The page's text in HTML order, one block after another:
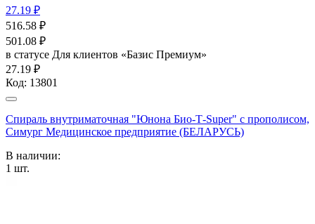
27.19 ₽
516.58 ₽
501.08 ₽
в статусе Для клиентов «Базис Премиум»
27.19 ₽
Код: 13801
Спираль внутриматочная "Юнона Био-Т-Super" с прополисом,
Симург Медицинское предприятие (БЕЛАРУСЬ)
В наличии:
1 шт.